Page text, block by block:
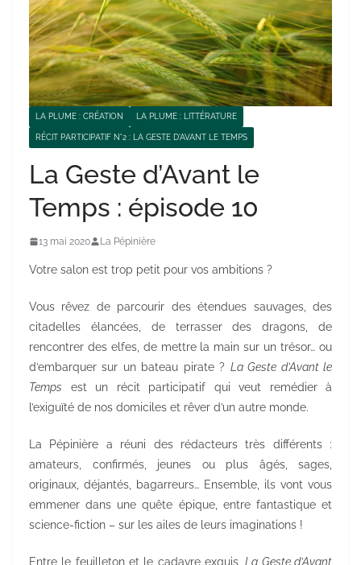
LA PLUME : CRÉATION LA PLUME : LITTÉRATURE
RÉCIT PARTICIPATIF N°2 : LA GESTE D'AVANT LE TEMPS
La Geste d’Avant le
Temps : épisode 10
13 mai 2020 La Pépinière
Votre salon est trop petit pour vos ambitions ?
Vous rêvez de parcourir des étendues sauvages, des
citadelles élancées, de terrasser des dragons, de
rencontrer des elfes, de mettre la main sur un trésor… ou
d’embarquer sur un bateau pirate ? La Geste d’Avant le
Temps est un récit participatif qui veut remédier à
l’exiguïté de nos domiciles et rêver d’un autre monde.
La Pépinière a réuni des rédacteurs très différents :
amateurs, confirmés, jeunes ou plus âgés, sages,
originaux, déjantés, bagarreurs… Ensemble, ils vont vous
emmener dans une quête épique, entre fantastique et
science-fiction – sur les ailes de leurs imaginations !
Entre le feuilleton et le cadavre exquis,La Geste d’Avant